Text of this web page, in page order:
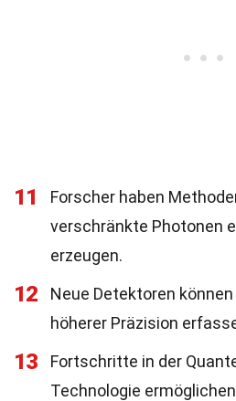
11
Forscher haben
verschränkte Photonen
erzeugen.
12
Neue Detektoren
höherer Präzision
13
Fortschritte in der
Technologie